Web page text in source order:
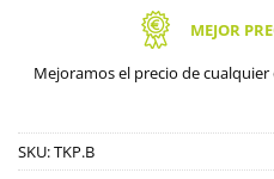
MEJOR
Mejoramos el precio de
SKU:TKP.B